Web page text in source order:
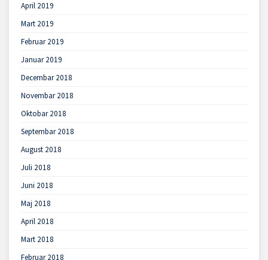
April 2019
Mart 2019
Februar 2019
Januar 2019
Decembar 2018
Novembar 2018
Oktobar 2018
Septembar 2018
August 2018
Juli 2018
Juni 2018
Maj 2018
April 2018
Mart 2018
Februar 2018